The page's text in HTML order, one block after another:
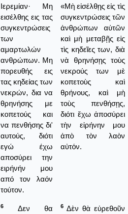
Ιερεμίαν· Μη
εισέλθης εις τας
συγκεντρώσεις
των
αμαρτωλών
ανθρώπων. Μη
πορευθής εις
τας κηδείας των
νεκρών, δια να
θρηνήσης με
κοπετούς και
να πενθήσης δι'
αυτούς, διότι
εγώ έχω
αποσύρει την
ειρήνήν μου
από τον λαόν
τούτον.
«Μὴ εἰσέλθῃς εἰς τὶς
συγκεντρώσεις τῶν
ἀνθρώπων αὐτῶν
καὶ μὴ μεταβῇς εἰς
τὶς κηδεῖες των, διὰ
νὰ θρηνήσῃς τοὺς
νεκρούς των μὲ
κοπετοὺς καὶ
θρήνους, καὶ μὴ
τοὺς πενθήσῃς,
διότι ἔχω ἀποσύρει
τὴν εἰρήνην μου
ἀπὸ τὸν λαὸν
αὐτόν.
6
Δεν θα
6 Δὲν θὰ εὐρεθοῦν